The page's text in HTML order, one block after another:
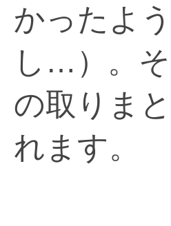
かったよ
し…）。
の取りま
れます。